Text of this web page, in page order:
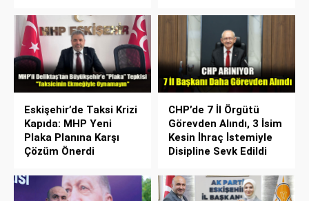
Eskişehir’de Taksi Krizi
Kapıda: MHP Yeni
Plaka Planına Karşı
Çözüm Önerdi
CHP’de 7 İl Örgütü
Görevden Alındı, 3 İsim
Kesin İhraç İstemiyle
Disipline Sevk Edildi